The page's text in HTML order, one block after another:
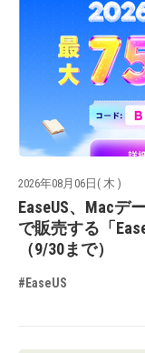
2026年08月06日( 木 )
EaseUS、Macデ
で販売する「
（9/30まで）
#EaseUS